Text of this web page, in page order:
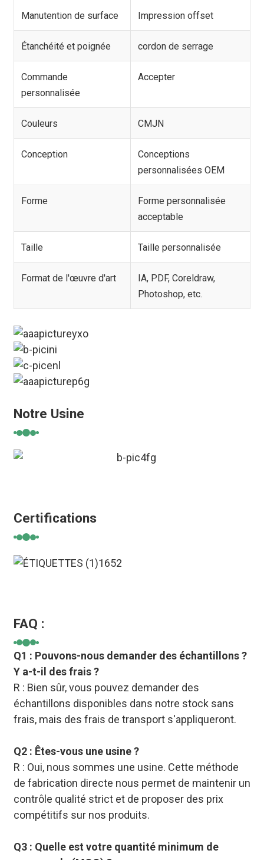
Manutention de surface Impression offset
Étanchéité et poignée cordon de serrage
Commande
personnalisée
Accepter
Couleurs CMJN
Conception
Conceptions
personnalisées OEM
Forme
Forme personnalisée
acceptable
Taille Taille personnalisée
Format de l'œuvre d'art
IA, PDF, Coreldraw,
Photoshop, etc.
Notre Usine
Certifications
FAQ :
Q1 : Pouvons-nous demander des échantillons ?
Y a-t-il des frais ?
R : Bien sûr, vous pouvez demander des
échantillons disponibles dans notre stock sans
frais, mais des frais de transport s'appliqueront.
Q2 : Êtes-vous une usine ?
R : Oui, nous sommes une usine. Cette méthode
de fabrication directe nous permet de maintenir un
contrôle qualité strict et de proposer des prix
compétitifs sur nos produits.
Q3 : Quelle est votre quantité minimum de